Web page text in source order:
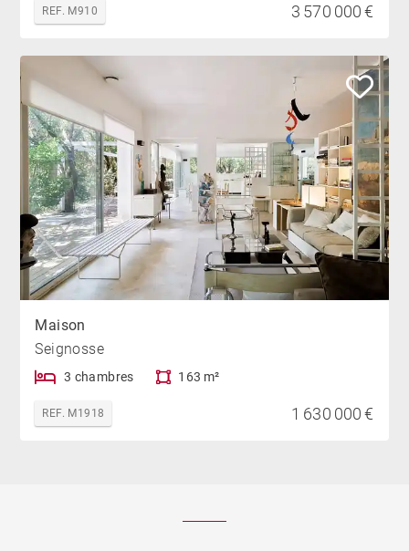
REF. M910 3 570 000 €
Maison
Seignosse
3 chambres 163 m²
REF. M1918 1 630 000 €